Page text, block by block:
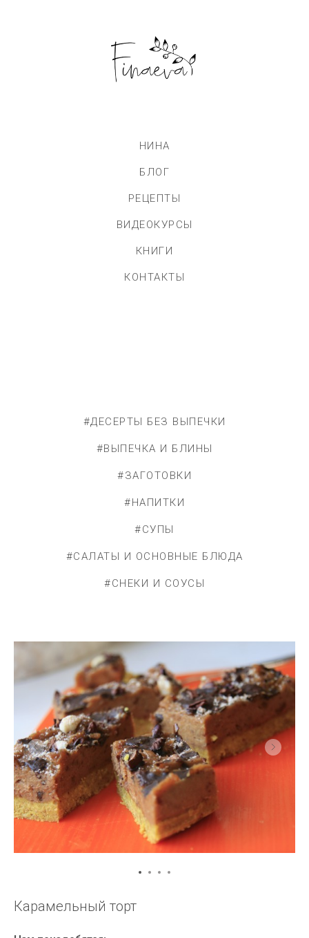
НИНА
БЛОГ
РЕЦЕПТЫ
ВИДЕОКУРСЫ
КНИГИ
КОНТАКТЫ
#ДЕСЕРТЫ БЕЗ ВЫПЕЧКИ
#ВЫПЕЧКА И БЛИНЫ
#ЗАГОТОВКИ
#НАПИТКИ
#СУПЫ
#САЛАТЫ И ОСНОВНЫЕ БЛЮДА
#СНЕКИ И СОУСЫ
Карамельный торт